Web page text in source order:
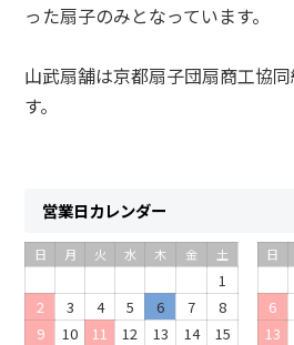
った扇子のみとなっています。
山武扇舗は京都扇子団扇商工協
す。
営業日カレンダー
日 月 火 水 木 金 土
1
2
3 4 5 6 7
8
9
10 11 12 13 14
15
日
6
13